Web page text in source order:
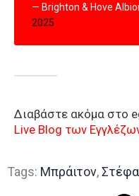
— Brighton & Hove
2025
Διαβάστε ακόμα στο
Live Blog των
Tags: Μπράιτον,